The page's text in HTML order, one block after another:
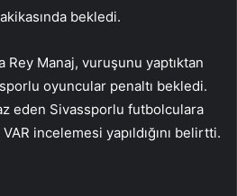
bekledi.
Rey Manaj, vuruşunu yaptıktan
oyuncular penaltı bekledi.
eden Sivassporlu futbolculara
incelemesi yapıldığını belirtti.